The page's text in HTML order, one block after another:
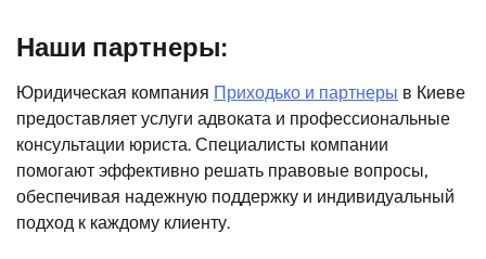
Наши партнеры:
Юридическая компания Приходько и партнеры в Киеве
предоставляет услуги адвоката и профессиональные
консультации юриста. Специалисты компании
помогают эффективно решать правовые вопросы,
обеспечивая надежную поддержку и индивидуальный
подход к каждому клиенту.